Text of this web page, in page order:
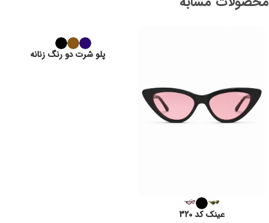
عینک کد 320
پلو شرت دو رنگ زنانه